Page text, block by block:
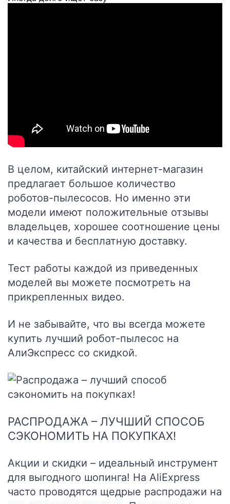
В целом, китайский интернет-магазин
предлагает большое количество
роботов-пылесосов. Но именно эти
модели имеют положительные отзывы
владельцев, хорошее соотношение цены
и качества и бесплатную доставку.
Тест работы каждой из приведенных
моделей вы можете посмотреть на
прикрепленных видео.
И не забывайте, что вы всегда можете
купить лучший робот-пылесос на
АлиЭкспресс со скидкой.
РАСПРОДАЖА – ЛУЧШИЙ СПОСОБ
СЭКОНОМИТЬ НА ПОКУПКАХ!
Акции и скидки – идеальный инструмент
для выгодного шопинга! На AliExpress
часто проводятся щедрые распродажи на